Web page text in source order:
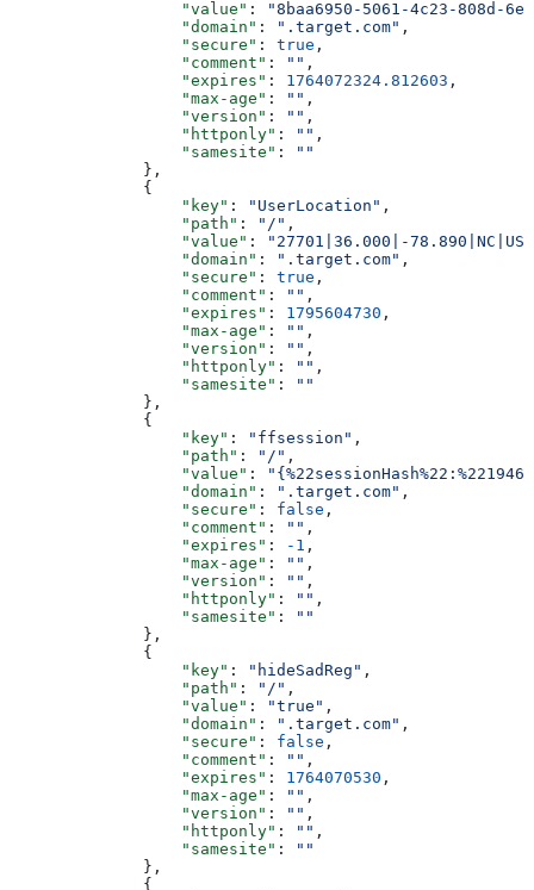
                  "value"
:
"8baa6950-5061-4c23-808d-
                  "domain"
: ".target.com" ,
                  "secure"
: true ,
                  "comment"
: "" ,
                  "expires"
: 1764072324.812603 ,
                  "max-age"
: "" ,
                  "version"
: "" ,
                  "httponly"
: "" ,
                  "samesite"
:
""
              },
              {
                  "key"
: "UserLocation" ,
                  "path"
: "/" ,
                  "value"
:
"27701|36.000|-78.890|NC|US"
                  "domain"
: ".target.com" ,
                  "secure"
: true ,
                  "comment"
: "" ,
                  "expires"
: 1795604730 ,
                  "max-age"
: "" ,
                  "version"
: "" ,
                  "httponly"
: "" ,
                  "samesite"
:
""
              },
              {
                  "key"
: "ffsession" ,
                  "path"
: "/" ,
                  "value"
:
                  "domain"
: ".target.com" ,
                  "secure"
: false ,
                  "comment"
: "" ,
                  "expires"
: -1 ,
                  "max-age"
: "" ,
                  "version"
: "" ,
                  "httponly"
: "" ,
                  "samesite"
:
""
              },
              {
                  "key"
: "hideSadReg" ,
                  "path"
: "/" ,
                  "value"
: "true" ,
                  "domain"
: ".target.com" ,
                  "secure"
: false ,
                  "comment"
: "" ,
                  "expires"
: 1764070530 ,
                  "max-age"
: "" ,
                  "version"
: "" ,
                  "httponly"
: "" ,
                  "samesite"
:
""
              },
              {